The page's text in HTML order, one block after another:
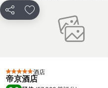
Sheung Wan Metro Station
寶安區
深圳野生動物園
分享 放到收藏夾
5 星級 酒店
帝京酒店